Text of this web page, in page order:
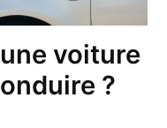
voiture
?